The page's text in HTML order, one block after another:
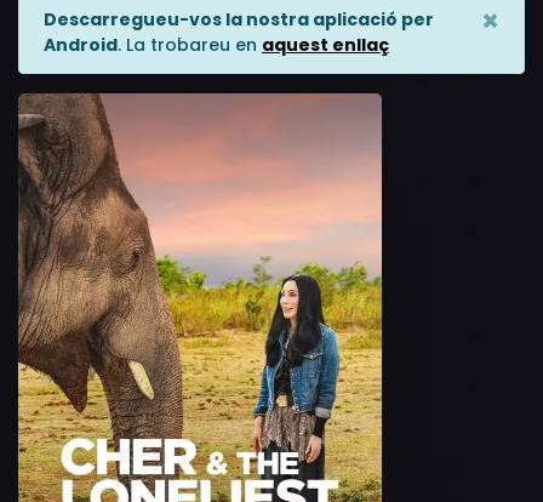
Descarregueu-vos la nostra aplicació per
Android. La trobareu en aquest enllaç
×